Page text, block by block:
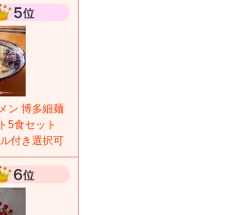
ン 博多細麺
5食セット
付き選択可